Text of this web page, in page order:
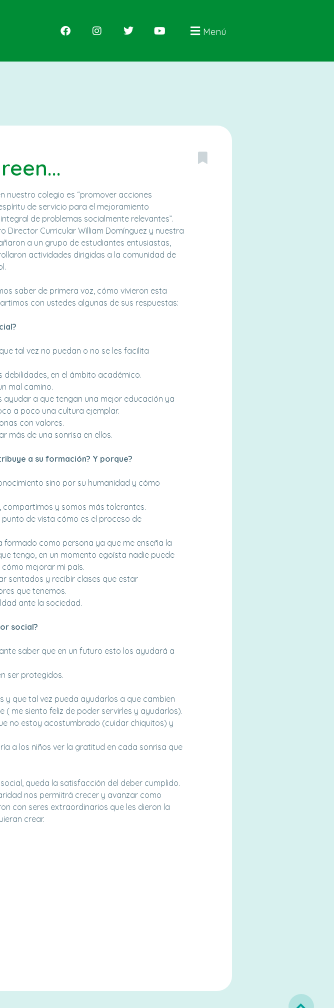
Menú
nuestro colegio es “promover acciones
de servicio para el mejoramiento
de problemas socialmente relevantes”.
Director Curricular William Domínguez y nuestra
a un grupo de estudiantes entusiastas,
actividades dirigidas a la comunidad de
saber de primera voz, cómo vivieron esta
con ustedes algunas de sus respuestas:
tal vez no puedan o no se les facilita
en el ámbito académico.
mal camino.
a que tengan una mejor educación ya
a poco una cultura ejemplar.
con valores.
más de una sonrisa en ellos.
a su formación? Y porque?
sino por su humanidad y cómo
y somos más tolerantes.
de vista cómo es el proceso de
formado como persona ya que me enseña la
tengo, en un momento egoísta nadie puede
mejorar mi país.
sentados y recibir clases que estar
que tenemos.
ante la sociedad.
social?
saber que en un futuro esto los ayudará a
ser protegidos.
y que tal vez pueda ayudarlos a que cambien
me siento feliz de poder servirles y ayudarlos).
no estoy acostumbrado (cuidar chiquitos) y
a los niños ver la gratitud en cada sonrisa que
queda la satisfacción del deber cumplido.
nos permiitrá crecer y avanzar como
con seres extraordinarios que les dieron la
crear.